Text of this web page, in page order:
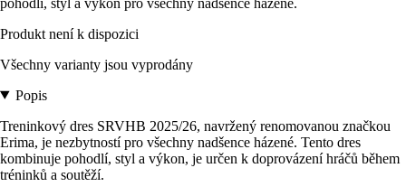
Produkt není k dispozici
Všechny varianty jsou vyprodány
Popis
Treninkový dres SRVHB 2025/26, navržený renomovanou značkou
Erima, je nezbytností pro všechny nadšence házené. Tento dres
kombinuje pohodlí, styl a výkon, je určen k doprovázení hráčů během
tréninků a soutěží.